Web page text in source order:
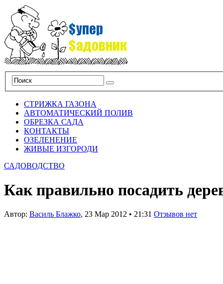
СТРИЖКА ГАЗОНА
АВТОМАТИЧЕСКИЙ ПОЛИВ
ОБРЕЗКА САДА
КОНТАКТЫ
ОЗЕЛЕНЕНИЕ
ЖИВЫЕ ИЗГОРОДИ
САДОВОДСТВО
Как правильно посадить
Автор: Василь Блажко, 23 Мар 2012 • 21:31 Отзывов нет